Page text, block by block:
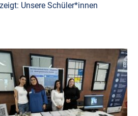
Unsere Schüler*innen